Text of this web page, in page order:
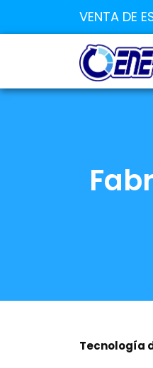
VENTA DE
Tecnología